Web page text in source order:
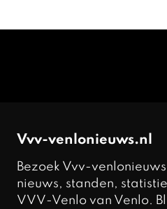
Vvv-venlonieuws.nl
Bezoek Vvv-
nieuws, standen,
VVV-Venlo van Venlo.